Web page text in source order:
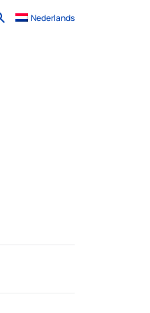
Nederlands